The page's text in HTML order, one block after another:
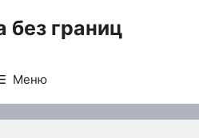
без границ
Меню